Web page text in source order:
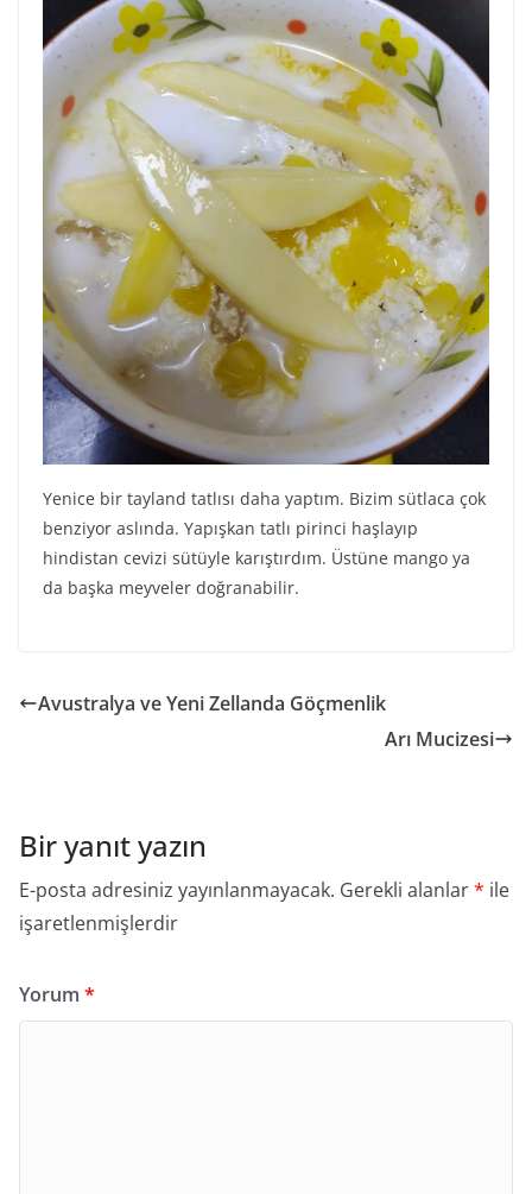
Yenice bir tayland tatlısı daha yaptım. Bizim sütlaca çok
benziyor aslında. Yapışkan tatlı pirinci haşlayıp
hindistan cevizi sütüyle karıştırdım. Üstüne mango ya
da başka meyveler doğranabilir.
Avustralya ve Yeni Zellanda Göçmenlik
Arı Mucizesi
Bir yanıt yazın
E-posta adresiniz yayınlanmayacak. Gerekli alanlar* ile
işaretlenmişlerdir
Yorum *